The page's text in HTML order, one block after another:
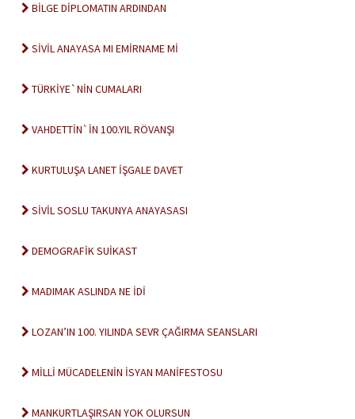
BİLGE DİPLOMATIN ARDINDAN
SİVİL ANAYASA MI EMİRNAME Mİ
TÜRKİYE`NİN CUMALARI
VAHDETTİN`İN 100.YIL RÖVANŞI
KURTULUŞA LANET İŞGALE DAVET
SİVİL SOSLU TAKUNYA ANAYASASI
DEMOGRAFİK SUİKAST
MADIMAK ASLINDA NE İDİ
LOZAN’IN 100. YILINDA SEVR ÇAĞIRMA SEANSLARI
MİLLİ MÜCADELENİN İSYAN MANİFESTOSU
MANKURTLAŞIRSAN YOK OLURSUN